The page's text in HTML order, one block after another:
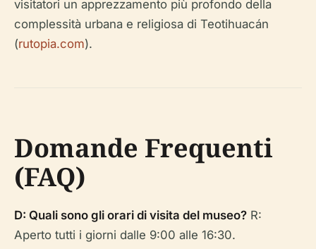
visitatori un apprezzamento più profondo della
complessità urbana e religiosa di Teotihuacán
(rutopia.com).
Domande Frequenti
(FAQ)
D: Quali sono gli orari di visita del museo? R:
Aperto tutti i giorni dalle 9:00 alle 16:30.